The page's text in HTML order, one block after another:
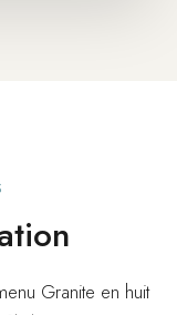
Granite en huit